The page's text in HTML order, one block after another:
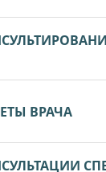
ВРАЧА